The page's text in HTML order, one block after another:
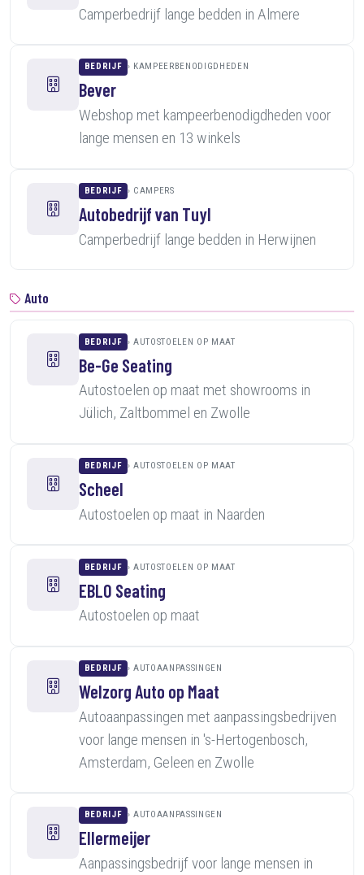
Camperbedrijf lange bedden in Almere
BEDRIJF KAMPEERBENODIGDHEDEN
Bever
Webshop met kampeerbenodigdheden voor
lange mensen en 13 winkels
BEDRIJF CAMPERS
Autobedrijf van Tuyl
Camperbedrijf lange bedden in Herwijnen
Auto
BEDRIJF AUTOSTOELEN OP MAAT
Be-Ge Seating
Autostoelen op maat met showrooms in
Jülich, Zaltbommel en Zwolle
BEDRIJF AUTOSTOELEN OP MAAT
Scheel
Autostoelen op maat in Naarden
BEDRIJF AUTOSTOELEN OP MAAT
EBLO Seating
Autostoelen op maat
BEDRIJF AUTOAANPASSINGEN
Welzorg Auto op Maat
Autoaanpassingen met aanpassingsbedrijven
voor lange mensen in 's-Hertogenbosch,
Amsterdam, Geleen en Zwolle
BEDRIJF AUTOAANPASSINGEN
Ellermeijer
Aanpassingsbedrijf voor lange mensen in